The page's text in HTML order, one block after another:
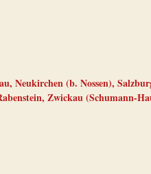
Neukirchen (b. Nossen),
Zwickau (Schumann-